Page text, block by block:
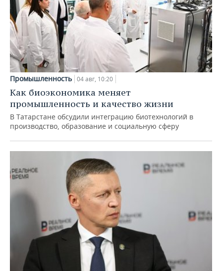
Промышленность 04 авг, 10:20
Как биоэкономика меняет
промышленность и качество жизни
В Татарстане обсудили интеграцию биотехнологий в
производство, образование и социальную сферу